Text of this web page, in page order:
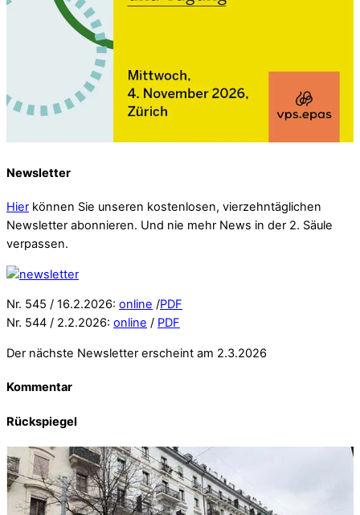
Newsletter
Hier können Sie unseren kostenlosen, vierzehntäglichen
Newsletter abonnieren. Und nie mehr News in der 2. Säule
verpassen.
Nr. 545 / 16.2.2026: online /PDF
Nr. 544 / 2.2.2026: online / PDF
Der nächste Newsletter erscheint am 2.3.2026
Kommentar
Rückspiegel